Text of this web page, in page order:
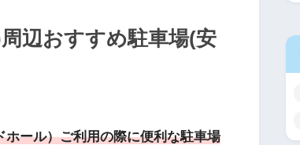
辺おすすめ駐車場(安
ール）ご利用の際に便利な駐車場